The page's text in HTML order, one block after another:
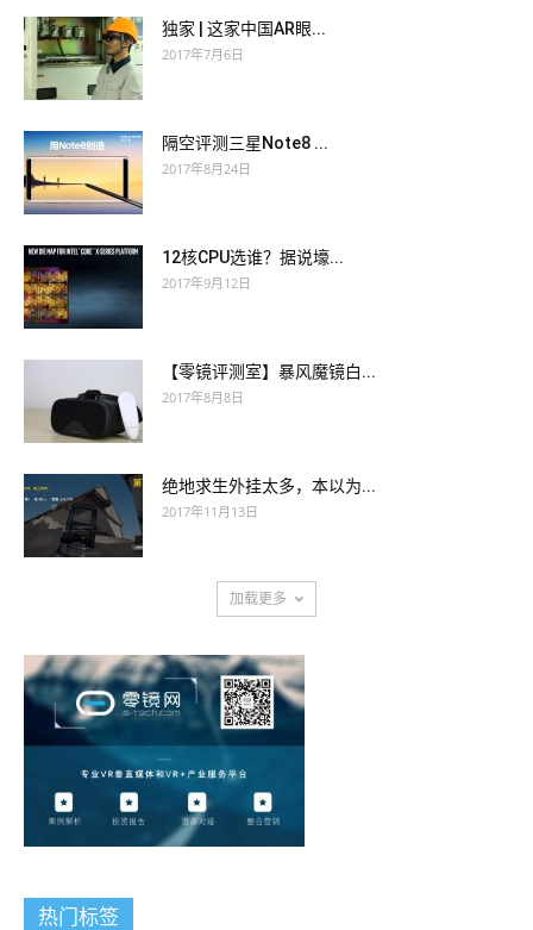
独家 | 这家中国AR眼...
2017年7月6日
隔空评测三星Note8 ...
2017年8月24日
12核CPU选谁？据说壕...
2017年9月12日
【零镜评测室】暴风魔镜白...
2017年8月8日
绝地求生外挂太多，本以为...
2017年11月13日
加载更多
热门标签